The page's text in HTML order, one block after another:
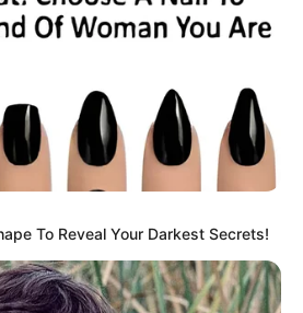
Lagoon Cast Has
Years